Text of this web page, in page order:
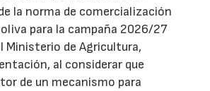
la norma de comercialización
para la campaña 2026/27
Ministerio de Agricultura,
al considerar que
de un mecanismo para